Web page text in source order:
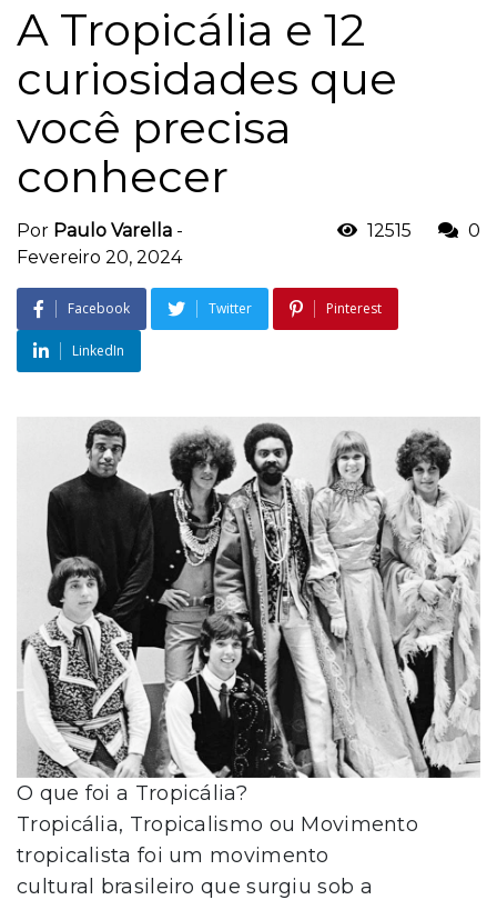
A Tropicália e 12
curiosidades que
você precisa
conhecer
Por Paulo Varella -
Fevereiro 20, 2024
12515 0
Facebook Twitter Pinterest
LinkedIn
O que foi a Tropicália?
Tropicália, Tropicalismo ou Movimento
tropicalista foi um movimento
cultural brasileiro que surgiu sob a